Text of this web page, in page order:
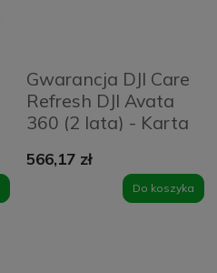
Gwarancja DJI Care
Refresh DJI Avata
360 (2 lata) - Karta
566,17 zł
Do koszyka